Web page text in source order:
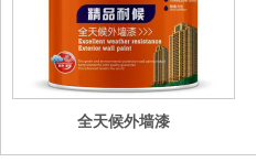
全天候外墙漆